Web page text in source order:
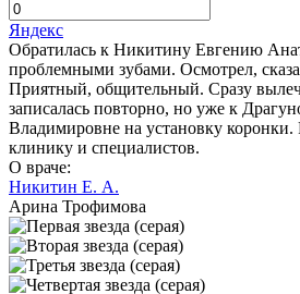
Яндекс
Обратилась к Никитину Евгению
проблемными зубами. Осмотрел,
Приятный, общительный. Сразу
записалась повторно, но уже к
Владимировне на установку
клинику и специалистов.
О враче:
Никитин Е. А.
Арина Трофимова